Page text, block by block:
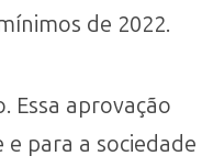
de 2022.
Essa aprovação
para a sociedade